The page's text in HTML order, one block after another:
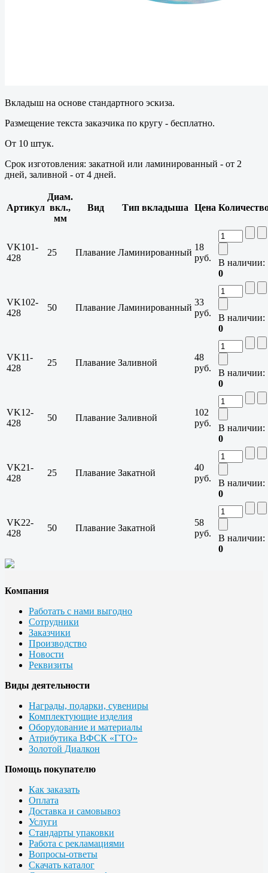
Вкладыш на основе стандартного эскиза.
Размещение текста заказчика по кругу - бесплатно.
От 10 штук.
Срок изготовления: закатной или ламинированный - от 2
дней, заливной - от 4 дней.
Артикул
Диам.
вкл.,
мм
Вид Тип вкладыша Цена
VK101-
428
25 Плавание Ламинированный
18
руб.
В наличии:
0
VK102-
428
50 Плавание Ламинированный
33
руб.
В наличии:
0
VK11-
428
25 Плавание Заливной
48
руб.
В наличии:
0
VK12-
428
50 Плавание Заливной
102
руб.
В наличии:
0
VK21-
428
25 Плавание Закатной
40
руб.
В наличии:
0
VK22-
428
50 Плавание Закатной
58
руб.
В наличии:
0
Компания
Работать с нами выгодно
Сотрудники
Заказчики
Производство
Новости
Реквизиты
Виды деятельности
Награды, подарки, сувениры
Комплектующие изделия
Оборудование и материалы
Атрибутика ВФСК «ГТО»
Золотой Диалкон
Помощь покупателю
Как заказать
Оплата
Доставка и самовывоз
Услуги
Стандарты упаковки
Работа с рекламациями
Вопросы-ответы
Скачать каталог